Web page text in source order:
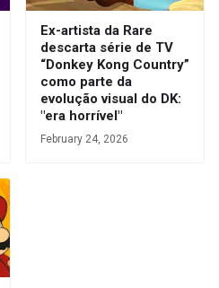
Ex-artista da Rare
descarta série de TV
“Donkey Kong Country”
como parte da
evolução visual do DK:
"era horrível"
February 24, 2026